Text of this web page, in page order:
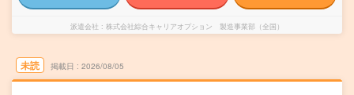
派遣会社 株式会社綜合キャリアオプション 製造事業部（全国）
未読 掲載日 2026/08/05